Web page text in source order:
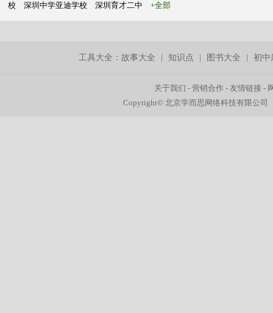
校
深圳中学亚迪学校 深圳育才二中 +全部
工具大全：故事大全 |知识点 图书大全 |初中
关于我们 -营销合作 -友情链接 -
Copyright© 北京学而思网络科技有限公司